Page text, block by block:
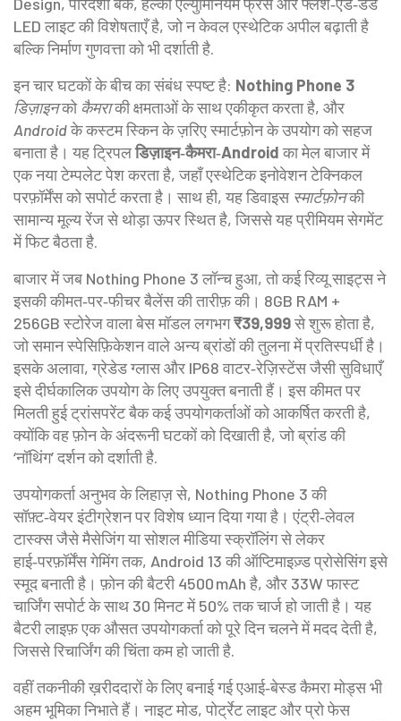
LED लाइट की विशेषताएँहै, जो न केवल एस्थेटिक अपील बढ़ाती है
बल्कि निर्माण गुणवत्ता को भी दर्शाती है.
इन चार घटकों के बीच का संबंध स्पष्ट है: Nothing Phone 3
डिज़ाइनको कैमराकी क्षमताओं के साथ एकीकृत करता है, और
Androidके कस्टम स्किन के ज़रिए स्मार्टफ़ोन के उपयोग को सहज
बनाता है। यह ट्रिपलडिज़ाइन‑कैमरा‑Androidका मेल बाजार में
एक नया टेम्पलेट पेश करता है, जहाँ एस्थेटिक इनोवेशन टेक्निकल
परफ़ॉर्मेंस को सपोर्ट करता है। साथ ही, यह डिवाइस स्मार्टफ़ोनकी
सामान्य मूल्य रेंज से थोड़ा ऊपर स्थित है, जिससे यह प्रीमियम सेगमेंट
में फिट बैठता है.
बाजार में जब Nothing Phone 3 लॉन्च हुआ, तो कई रिव्यू साइट्स ने
इसकी कीमत‑पर‑फीचर बैलेंस की तारीफ़ की। 8GB RAM +
256GB स्टोरेज वाला बेस मॉडल लगभग₹39,999से शुरू होता है,
जो समान स्पेसिफ़िकेशन वाले अन्य ब्रांडों की तुलना में प्रतिस्पर्धी है।
इसके अलावा, ग्रेडेड ग्लास और IP68 वाटर‑रेज़िस्टेंस जैसी सुविधाएँ
इसे दीर्घकालिक उपयोग के लिए उपयुक्त बनाती हैं। इस कीमत पर
मिलती हुई ट्रांसपरेंट बैक कई उपयोगकर्ताओं को आकर्षित करती है,
क्योंकि वह फ़ोन के अंदरूनी घटकों को दिखाती है, जो ब्रांड की
‘नॉथिंग’ दर्शन को दर्शाती है.
उपयोगकर्ता अनुभव के लिहाज़ से, Nothing Phone 3 की
सॉफ़्ट‑वेयर इंटीग्रेशन पर विशेष ध्यान दिया गया है। एंट्री‑लेवल
टास्क्स जैसे मैसेजिंग या सोशल मीडिया स्क्रॉलिंग से लेकर
हाई‑परफ़ॉर्मेंस गेमिंग तक, Android 13 की ऑप्टिमाइज़्ड प्रोसेसिंग इसे
स्मूद बनाती है। फ़ोन की बैटरी 4500 mAh है, और 33W फास्ट
चार्जिंग सपोर्ट के साथ 30 मिनट में 50% तक चार्ज हो जाती है। यह
बैटरी लाइफ़ एक औसत उपयोगकर्ता को पूरे दिन चलने में मदद देती है,
जिससे रिचार्जिंग की चिंता कम हो जाती है.
वहीं तकनीकी ख़रीददारों के लिए बनाई गई एआई‑बेस्ड कैमरा मोड्स भी
अहम भूमिका निभाते हैं। नाइट मोड, पोर्ट्रेट लाइट और प्रो फेस